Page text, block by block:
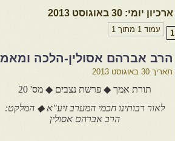
ארכיון יומי: 30 באוגוסט 2013
עמוד 1 מתוך 1 1
הרב אברהם אסולין-הלכה
תאריך 30 באוגוסט 2013
תורת אמך ◆ פרשת נצבים ◆ מס' 20
לאור רבותינו חכמי המערב זיע"א ◆ המלקט:
הרב אברהם אסולין